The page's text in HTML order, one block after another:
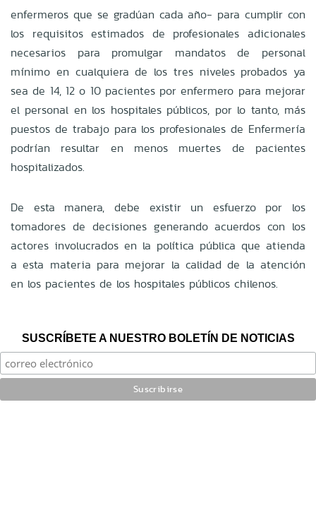
enfermeros que se gradúan cada año- para cumplir con
los requisitos estimados de profesionales adicionales
necesarios para promulgar mandatos de personal
mínimo en cualquiera de los tres niveles probados ya
sea de 14, 12 o 10 pacientes por enfermero para mejorar
el personal en los hospitales públicos, por lo tanto, más
puestos de trabajo para los profesionales de Enfermería
podrían resultar en menos muertes de pacientes
hospitalizados.
De esta manera, debe existir un esfuerzo por los
tomadores de decisiones generando acuerdos con los
actores involucrados en la política pública que atienda
a esta materia para mejorar la calidad de la atención
en los pacientes de los hospitales públicos chilenos.
SUSCRÍBETE A NUESTRO BOLETÍN DE NOTICIAS